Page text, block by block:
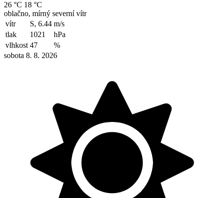
26 °C 18 °C
oblačno, mírný severní vítr
vítr
S, 6.44 m/s
tlak
1021
hPa
vlhkost 47
%
sobota 8. 8. 2026